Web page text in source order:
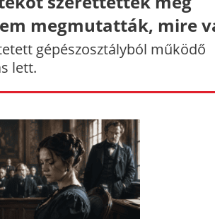
megmutatták, mire
gépészosztályból működő
lett.